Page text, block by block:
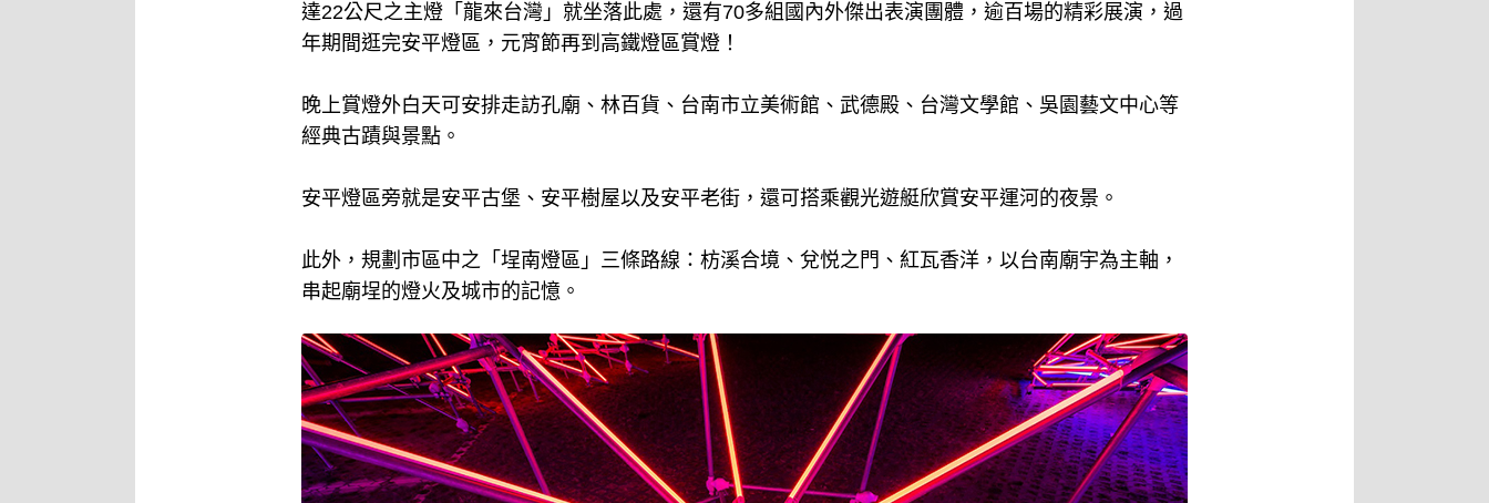
達22公尺之主燈「龍來台灣」就坐落此處，還有70多組國內外傑出表演團體，逾百場的精彩展演，過
年期間逛完安平燈區，元宵節再到高鐵燈區賞燈！
晚上賞燈外白天可安排走訪孔廟、林百貨、台南市立美術館、武德殿、台灣文學館、吳園藝文中心等
經典古蹟與景點。
安平燈區旁就是安平古堡、安平樹屋以及安平老街，還可搭乘觀光遊艇欣賞安平運河的夜景。
此外，規劃市區中之「埕南燈區」三條路線：枋溪合境、兌悦之門、紅瓦香洋，以台南廟宇為主軸，
串起廟埕的燈火及城市的記憶。